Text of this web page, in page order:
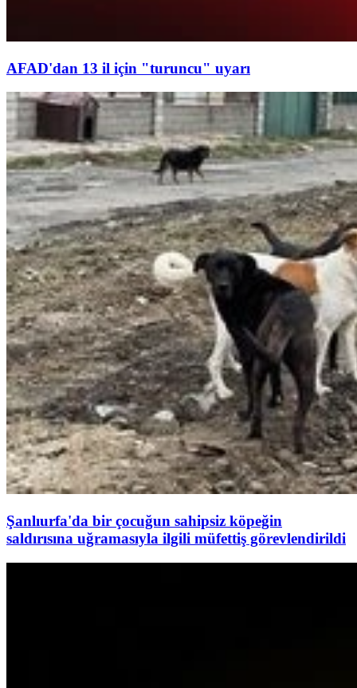
AFAD'dan 13 il için "turuncu" uyarı
Şanlıurfa'da bir çocuğun sahipsiz köpeğin
saldırısına uğramasıyla ilgili müfettiş görevlendirildi